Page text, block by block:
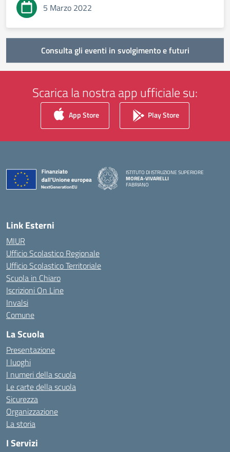
5 Marzo 2022
Consulta gli eventi in svolgimento e futuri
Scarica la nostra app ufficiale su:
App Store Play Store
ISTITUTO DI ISTRUZIONE SUPERIORE
MOREA-VIVARELLI
FABRIANO
Link Esterni
MIUR
Ufficio Scolastico Regionale
Ufficio Scolastico Territoriale
Scuola in Chiaro
Iscrizioni On Line
Invalsi
Comune
La Scuola
Presentazione
I luoghi
I numeri della scuola
Le carte della scuola
Sicurezza
Organizzazione
La storia
I Servizi